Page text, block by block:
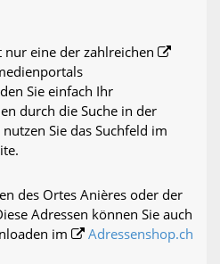
nur eine der zahlreichen
Sie einfach Ihr
durch die Suche in der
Sie das Suchfeld im
des Ortes Anières oder der
Adressen können Sie auch
im
Adressenshop.ch